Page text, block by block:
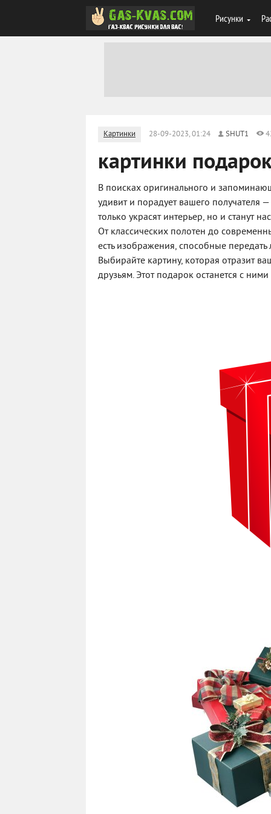
Рисунки
Картинки 28-09-2023, 01:24 SHUT1
картинки
В поисках оригинального и
удивит и порадует вашего получателя
только украсят интерьер, но и станут
От классических полотен до
есть изображения, способные
Выбирайте картину, которая отразит
друзьям. Этот подарок останется с